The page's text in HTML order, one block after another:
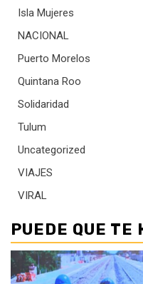
Isla Mujeres
NACIONAL
Puerto Morelos
Quintana Roo
Solidaridad
Tulum
Uncategorized
VIAJES
VIRAL
PUEDE QUE TE